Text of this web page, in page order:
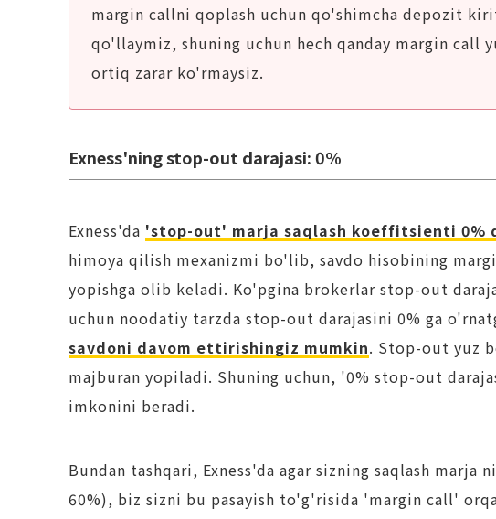
margin callni qoplash uchun qo'shimcha depozit
qo'llaymiz, shuning uchun hech qanday margin
ortiq zarar ko'rmaysiz.
Exness'ning stop-out darajasi: 0%
Exness'da 'stop-out' marja saqlash koeffitsienti 0%
himoya qilish mexanizmi bo'lib, savdo hisobining
yopishga olib keladi. Ko'pgina brokerlar stop-out
uchun noodatiy tarzda stop-out darajasini 0% ga
savdoni davom ettirishingiz mumkin. Stop-out yuz
majburan yopiladi. Shuning uchun, '0% stop-out
imkonini beradi.
Bundan tashqari, Exness'da agar sizning saqlash
60%), biz sizni bu pasayish to'g'risida 'margin call'